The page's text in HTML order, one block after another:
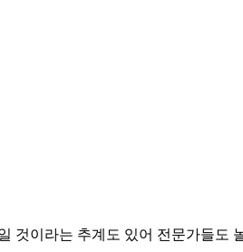
것이라는 추계도 있어 전문가들도